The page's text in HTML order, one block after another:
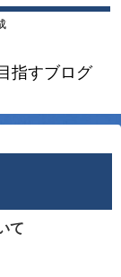
指すブログ
て